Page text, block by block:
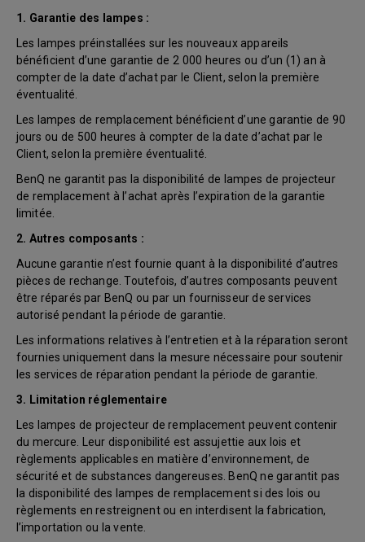
1. Garantie des lampes :
Les lampes préinstallées sur les nouveaux appareils
bénéficient d’une garantie de 2 000 heures ou d’un (1) an à
compter de la date d’achat par le Client, selon la première
éventualité.
Les lampes de remplacement bénéficient d’une garantie de 90
jours ou de 500 heures à compter de la date d’achat par le
Client, selon la première éventualité.
BenQ ne garantit pas la disponibilité de lampes de projecteur
de remplacement à l’achat après l’expiration de la garantie
limitée.
2. Autres composants :
Aucune garantie n’est fournie quant à la disponibilité d’autres
pièces de rechange. Toutefois, d’autres composants peuvent
être réparés par BenQ ou par un fournisseur de services
autorisé pendant la période de garantie.
Les informations relatives à l’entretien et à la réparation seront
fournies uniquement dans la mesure nécessaire pour soutenir
les services de réparation pendant la période de garantie.
3. Limitation réglementaire
Les lampes de projecteur de remplacement peuvent contenir
du mercure. Leur disponibilité est assujettie aux lois et
règlements applicables en matière d’environnement, de
sécurité et de substances dangereuses. BenQ ne garantit pas
la disponibilité des lampes de remplacement si des lois ou
règlements en restreignent ou en interdisent la fabrication,
l’importation ou la vente.